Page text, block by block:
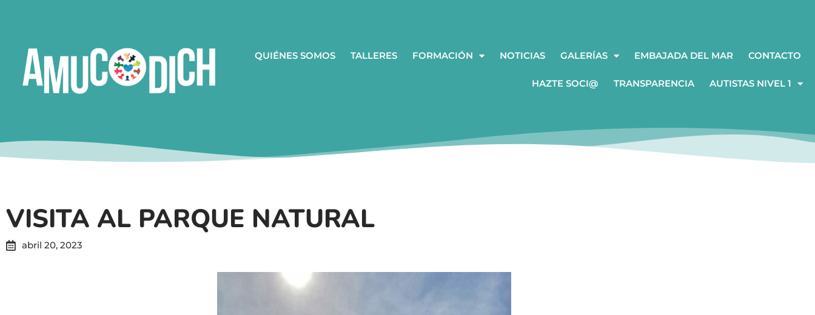
QUIÉNES SOMOS TALLERES FORMACIÓN NOTICIAS GALERÍAS EMBAJADA DEL MAR CONTACTO
HAZTE SOCI@ TRANSPARENCIA AUTISTAS NIVEL 1
VISITA AL PARQUE NATURAL
abril 20, 2023